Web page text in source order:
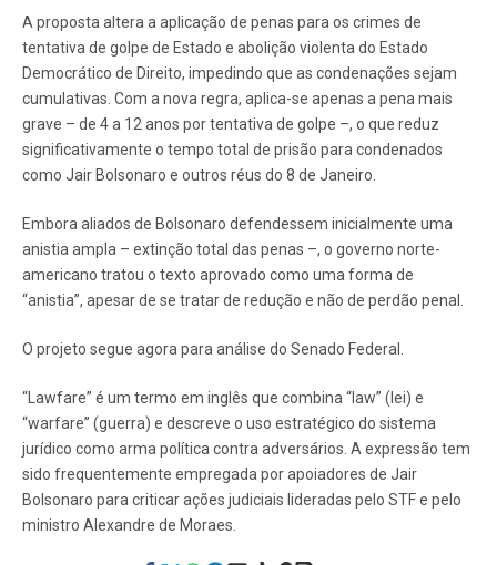
A proposta altera a aplicação de penas para os crimes de
tentativa de golpe de Estado e abolição violenta do Estado
Democrático de Direito, impedindo que as condenações sejam
cumulativas. Com a nova regra, aplica-se apenas a pena mais
grave – de 4 a 12 anos por tentativa de golpe –, o que reduz
significativamente o tempo total de prisão para condenados
como Jair Bolsonaro e outros réus do 8 de Janeiro.
Embora aliados de Bolsonaro defendessem inicialmente uma
anistia ampla – extinção total das penas –, o governo norte-
americano tratou o texto aprovado como uma forma de
“anistia”, apesar de se tratar de redução e não de perdão penal.
O projeto segue agora para análise do Senado Federal.
“Lawfare” é um termo em inglês que combina “law” (lei) e
“warfare” (guerra) e descreve o uso estratégico do sistema
jurídico como arma política contra adversários. A expressão tem
sido frequentemente empregada por apoiadores de Jair
Bolsonaro para criticar ações judiciais lideradas pelo STF e pelo
ministro Alexandre de Moraes.